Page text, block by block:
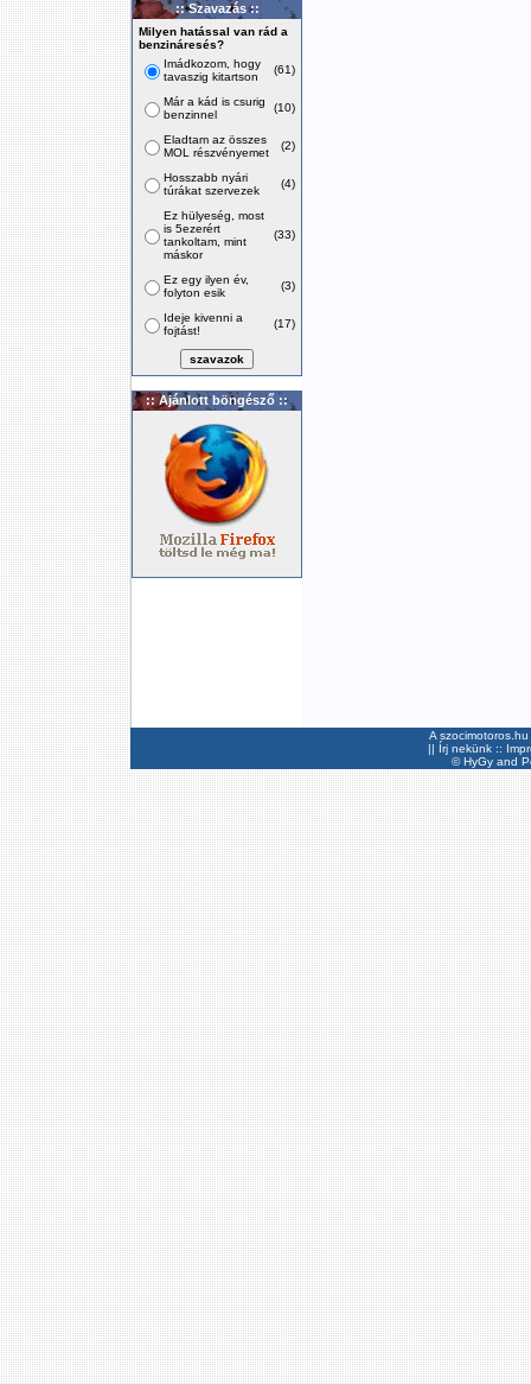
:: Szavazás ::
Milyen hatással van rád a
benzináresés?
Imádkozom, hogy
tavaszig kitartson
(61)
Már a kád is csurig
benzinnel
(10)
Eladtam az összes
MOL részvényemet
(2)
Hosszabb nyári
túrákat szervezek
(4)
Ez hülyeség, most
is 5ezerért
tankoltam, mint
máskor
(33)
Ez egy ilyen év,
folyton esik
(3)
Ideje kivenni a
fojtást!
(17)
:: Ajánlott böngésző ::
A
|| Írj nekünk ::
©HyGyand